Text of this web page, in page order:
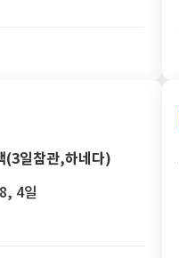
(3일참관,하네다)
4일